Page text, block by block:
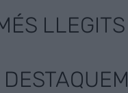
LLEGITS